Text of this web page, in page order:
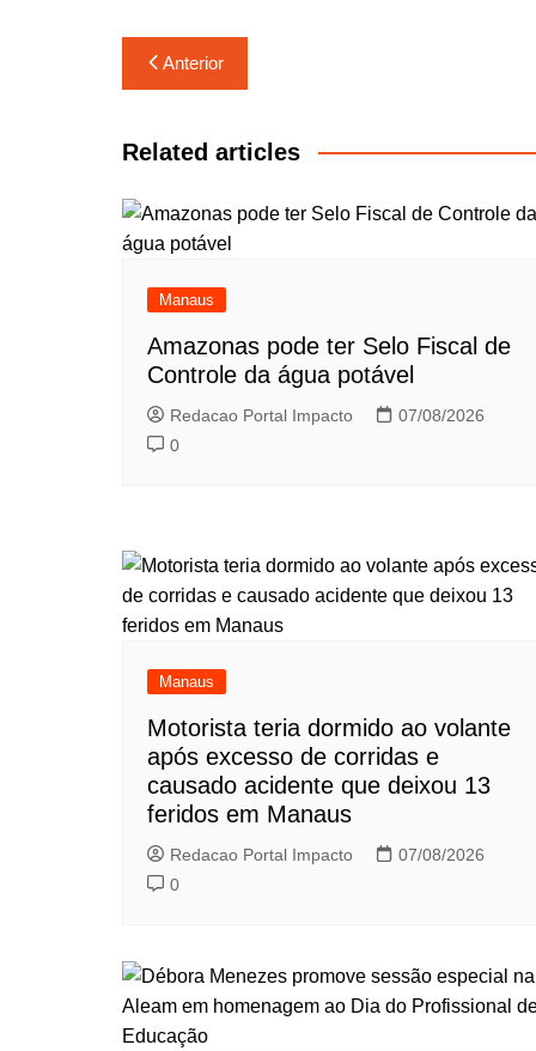
Navegação
de
Post
Anterior
Related articles
Manaus
Amazonas pode ter Selo Fiscal de
Controle da água potável
Redacao Portal Impacto
07/08/2026
0
Manaus
Motorista teria dormido ao volante
após excesso de corridas e
causado acidente que deixou 13
feridos em Manaus
Redacao Portal Impacto
07/08/2026
0